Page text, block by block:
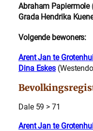
Abraham Papiermole
Grada Hendrika
Volgende bewoners:
Arent Jan te
Dina Eskes
Dale 59 > 71
Arent Jan te